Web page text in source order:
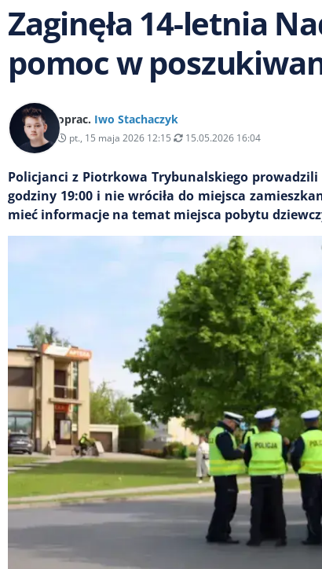
Zaginęła 14-letnia
pomoc w
oprac. Iwo Stachaczyk
pt., 15 maja 2026 12:15 15.05.2026 16:04
Policjanci z Piotrkowa Trybunalskiego
godziny 19:00 i nie wróciła do miejsca
mieć informacje na temat miejsca pobytu